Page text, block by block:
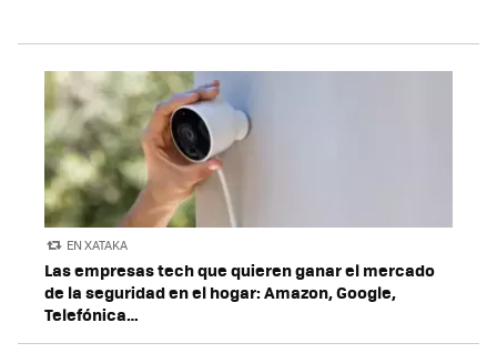
EN XATAKA
Las empresas tech que quieren ganar el mercado
de la seguridad en el hogar: Amazon, Google,
Telefónica…